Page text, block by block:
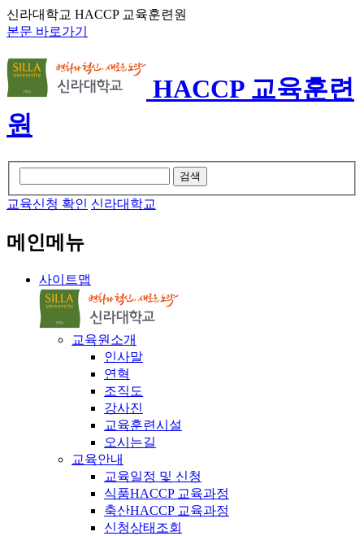
신라대학교 HACCP 교육훈련원
본문 바로가기
HACCP 교육훈련
원
검색
교육신청 확인 신라대학교
메인메뉴
사이트맵
교육원소개
인사말
연혁
조직도
강사진
교육훈련시설
오시는길
교육안내
교육일정 및 신청
식품HACCP 교육과정
축산HACCP 교육과정
신청상태조회